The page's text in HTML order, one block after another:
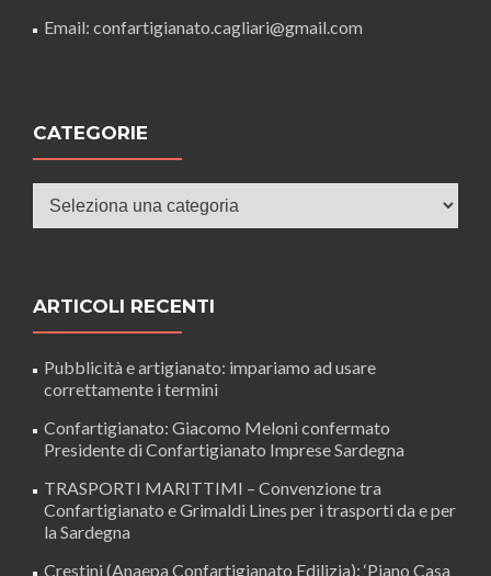
Email: confartigianato.cagliari@gmail.com
CATEGORIE
ARTICOLI RECENTI
Pubblicità e artigianato: impariamo ad usare
correttamente i termini
Confartigianato: Giacomo Meloni confermato
Presidente di Confartigianato Imprese Sardegna
TRASPORTI MARITTIMI – Convenzione tra
Confartigianato e Grimaldi Lines per i trasporti da e per
la Sardegna
Crestini (Anaepa Confartigianato Edilizia): ‘Piano Casa